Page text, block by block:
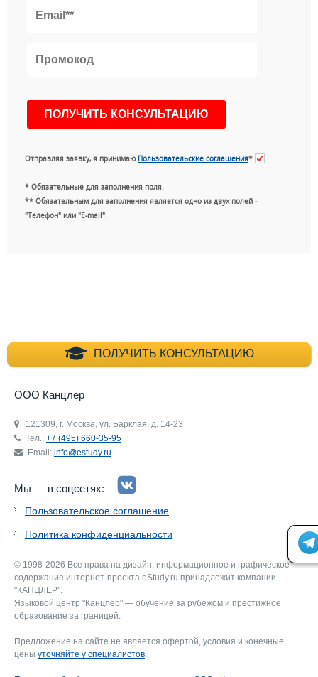
Отправляя заявку, я принимаю Пользовательские соглашения*
* Обязательные для заполнения поля.
** Обязательным для заполнения является одно из двух полей -
"Телефон" или "E-mail".
ПОЛУЧИТЬ КОНСУЛЬТАЦИЮ
+7 (495) 660-35-
ООО Канцлер
121309, г. Москва, ул. Барклая, д. 14-23
Тел.: +7 (495) 660-35-95
Email: info@estudy.ru
Мы — в соцсетях:
Пользовательское соглашение
Политика конфиденциальности
© 1998-2026 Все права на дизайн, информационное и графическое
содержание интернет-проекта eStudy.ru принадлежит компании
"КАНЦЛЕР".
Языковой центр "Канцлер" — обучение за рубежом и престижное
образование за границей.
Предложение на сайте не является офертой, условия и конечные
цены уточняйте у специалистов